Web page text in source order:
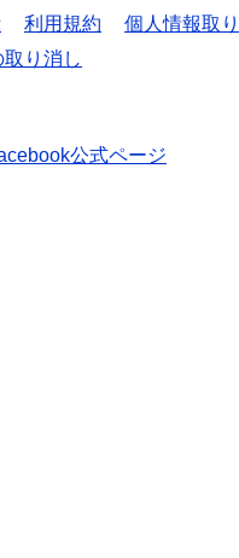
利用規約 個人情報取
取り消し
公式ページ